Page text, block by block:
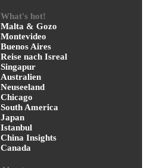
What's hot!
Malta & Gozo
Montevideo
Buenos Aires
Reise nach Isreal
Singapur
Australien
Neuseeland
Chicago
South America
Japan
Istanbul
China Insights
Canada